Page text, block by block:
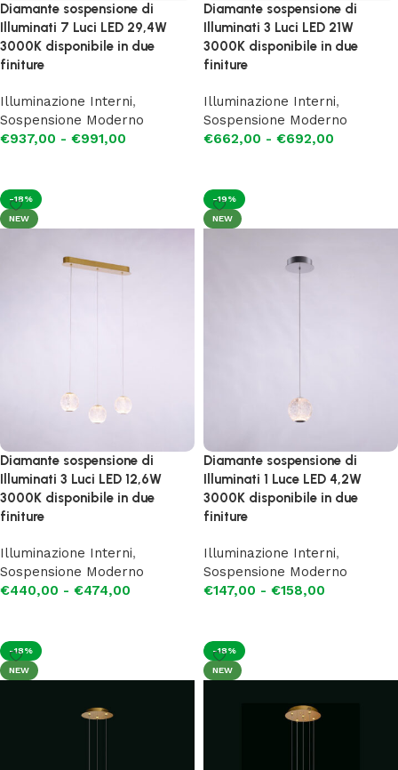
Diamante sospensione di
Illuminati 7 Luci LED 29,4W
3000K disponibile in due
finiture
Illuminazione Interni,
Sospensione Moderno
€937,00 - €991,00
Diamante sospensione di
Illuminati 3 Luci LED 21W
3000K disponibile in due
finiture
Illuminazione Interni,
Sospensione Moderno
€662,00 - €692,00
-18%
NEW
Diamante sospensione di
Illuminati 3 Luci LED 12,6W
3000K disponibile in due
finiture
Illuminazione Interni,
Sospensione Moderno
€440,00 - €474,00
-19%
NEW
Diamante sospensione di
Illuminati 1 Luce LED 4,2W
3000K disponibile in due
finiture
Illuminazione Interni,
Sospensione Moderno
€147,00 - €158,00
-18%
NEW
-18%
NEW